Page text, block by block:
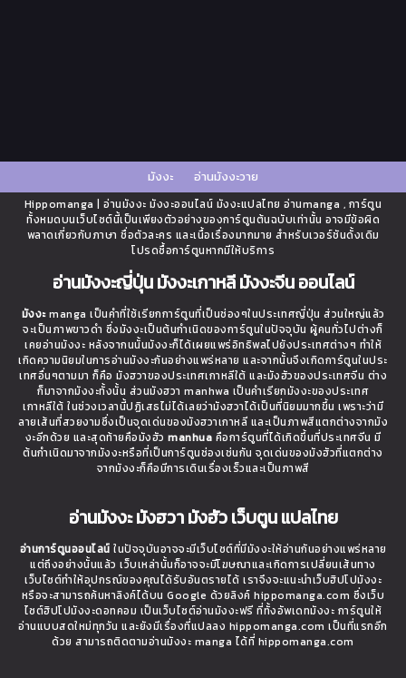
มังงะ อ่านมังงะวาย
Hippomanga | อ่านมังงะ มังงะออนไลน์ มังงะแปลไทย อ่านmanga , การ์ตูน
ทั้งหมดบนเว็บไซต์นี้เป็นเพียงตัวอย่างของการ์ตูนต้นฉบับเท่านั้น อาจมีข้อผิด
พลาดเกี่ยวกับภาษา ชื่อตัวละคร และเนื้อเรื่องมากมาย สำหรับเวอร์ชันดั้งเดิม
โปรดซื้อการ์ตูนหากมีให้บริการ
อ่านมังงะญี่ปุ่น มังงะเกาหลี มังงะจีน ออนไลน์
มังงะmanga เป็นคำที่ใช้เรียกการ์ตูนที่เป็นช่องๆในประเทศญี่ปุ่น ส่วนใหญ่แล้ว
จะเป็นภาพขาวดำ ซึ่งมังงะเป็นต้นกำเนิดของการ์ตูนในปัจจุบัน ผู้คนทั่วไปต่างก็
เคยอ่านมังงะ หลังจากนนั้นมังงะก็ได้เผยแพร่อิทธิพลไปยังประเทศต่างๆ ทำให้
เกิดความนิยมในการอ่านมังงะกันอย่างแพร่หลาย และจากนั้นจึงเกิดการ์ตูนในประ
เทศอื่นๆตามมา ก็คือ มังฮวาของประเทศเกาหลีใต้ และมังฮัวของประเทศจีน ต่าง
ก็มาจากมังงะทั้งนั้น ส่วนมังฮวา manhwa เป็นคำเรียกมังงะของประเทศ
เกาหลีใต้ ในช่วงเวลานี้ปฏิเสธไม่ได้เลยว่ามังฮวาได้เป็นที่นิยมมากขึ้น เพราะว่ามี
ลายเส้นที่สวยงามซึ่งเป็นจุดเด่นของมังฮวาเกาหลี และเป็นภาพสีแตกต่างจากมัง
งะอีกด้วย และสุดท้ายคือมังฮัว manhua คือการ์ตูนที่ได้เกิดขึ้นที่ประเทศจีน มี
ต้นกำเนิดมาจากมังงะหรือที่เป็นการ์ตูนช่องเช่นกัน จุดเด่นของมังฮัวที่แตกต่าง
จากมังงะก็คือมีการเดินเรื่องเร็วและเป็นภาพสี
อ่านมังงะ มังฮวา มังฮัว เว็บตูน แปลไทย
อ่านการ์ตูนออนไลน์ ในปัจจุบันอาจจะมีเว็บไซต์ที่มีมังงะให้อ่านกันอย่างแพร่หลาย
แต่ถึงอย่างนั้นแล้ว เว็บเหล่านั้นก็อาจจะมีโฆษณาและเกิดการเปลี่ยนเส้นทาง
เว็บไซต์ทำให้อุปกรณ์ของคุณได้รับอันตรายได้ เราจึงจะแนะนำเว็บฮิปโปมังงะ
หรือจะสามารถค้นหาลิงค์ได้บน Google ด้วยลิงค์ hippomanga.com ซึ่งเว็บ
ไซต์ฮิปโปมังงะดอทคอม เป็นเว็บไซต์อ่านมังงะฟรี ที่ทั้งอัพเดทมังงะ การ์ตูนให้
อ่านแบบสดใหม่ทุกวัน และยังมีเรื่องที่แปลลง hippomanga.com เป็นที่แรกอีก
ด้วย สามารถติดตามอ่านมังงะ manga ได้ที่ hippomanga.com